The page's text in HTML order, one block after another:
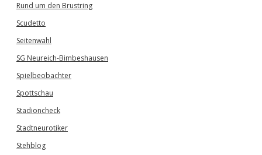
Rund um den Brustring
Scudetto
Seitenwahl
SG Neureich-Bimbeshausen
Spielbeobachter
Spottschau
Stadioncheck
Stadtneurotiker
Stehblog